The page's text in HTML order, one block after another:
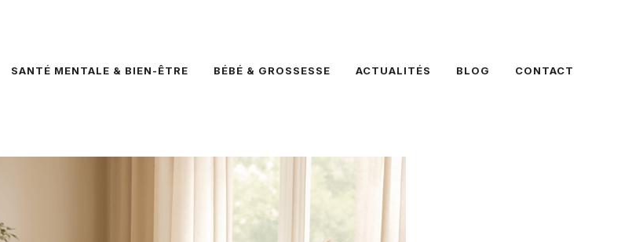
SANTÉ MENTALE & BIEN-ÊTRE BÉBÉ & GROSSESSE ACTUALITÉS BLOG CONTACT